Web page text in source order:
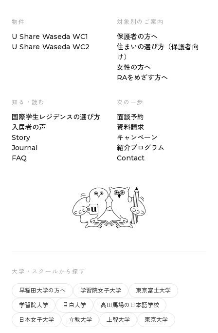
物件
U Share Waseda WC1
U Share Waseda WC2
対象別のご案内
保護者の方へ
住まいの選び方（保護者向
け）
女性の方へ
RAをめざす方へ
知る・読む
国際学生レジデンスの選び方
入居者の声
Story
Journal
FAQ
次の一歩
面談予約
資料請求
キャンペーン
紹介プログラム
Contact
大学・スクールから探す
早稲田大学の方へ 学習院女子大学
東京富士大学
学習院大学
目白大学
高田馬場の日本語学校
日本女子大学
立教大学 上智大学 東京大学